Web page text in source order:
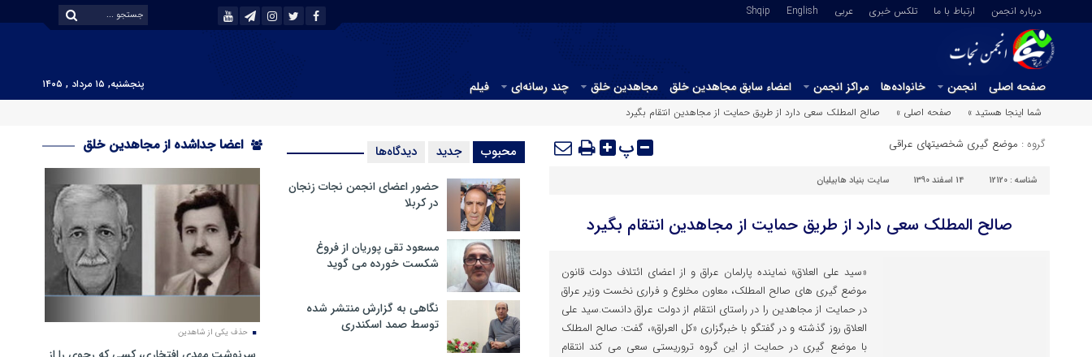
درباره انجمن ارتباط با ما تلکس خبری عربي English
Shqip
صفحه اصلی انجمن خانواده‌ها مراکز انجمن اعضاء سابق مجاهدین خلق مجاهدین خلق چند رسانه‌ای فیلم
پنجشنبه, ۱۵ مرداد , ۱۴۰۵
شما اینجا هستید »
صفحه اصلی » صالح المطلک سعی دارد از طریق حمایت از مجاهدین انتقام بگیرد
گروه : موضع گیری شخصیتهای عراقی پ
شناسه : 12120 14 اسفند 1390 سایت بنیاد هابیلیان
صالح المطلک سعی دارد از طریق حمایت از مجاهدین انتقام بگیرد
«سید علی العلاق» نماینده پارلمان عراق و از اعضای ائتلاف دولت قانون
موضع گیری های صالح المطلک، معاون مخلوع و فراری نخست وزیر عراق
در حمایت از مجاهدین را در راستای انتقام از دولت عراق دانست.سید علی
العلاق روز گذشته و در گفتگو با خبرگزاری «کل العراق»، گفت: صالح المطلک
با موضع گیری در حمایت از این گروه تروریستی سعی می کند انتقام
محبوب جدید دیدگاه‌ها
حضور اعضای انجمن نجات زنجان
در کربلا
مسعود تقی پوریان از فروغ
شکست خورده می گوید
نگاهی به گزارش منتشر شده
توسط صمد اسکندری
اعضا جداشده از مجاهدین خلق
حذف یکی از شاهدین